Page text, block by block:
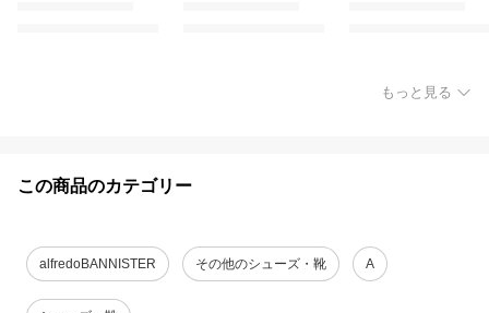
もっと見る
この商品のカテゴリー
alfredoBANNISTER その他のシューズ・靴 A